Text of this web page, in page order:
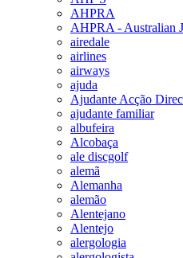
AHPRA
AHPRA - Australian
airedale
airlines
airways
ajuda
Ajudante Acção
ajudante familiar
albufeira
Alcobaça
ale discgolf
alemã
Alemanha
alemão
Alentejano
Alentejo
alergologia